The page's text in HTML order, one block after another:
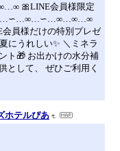
会員様限定
員様だけの特別プレゼ
にうれしい✨ ＼ミネラ
ト🎁 お出かけの水分補
として、 ぜひご利用く
ホテルぴあ